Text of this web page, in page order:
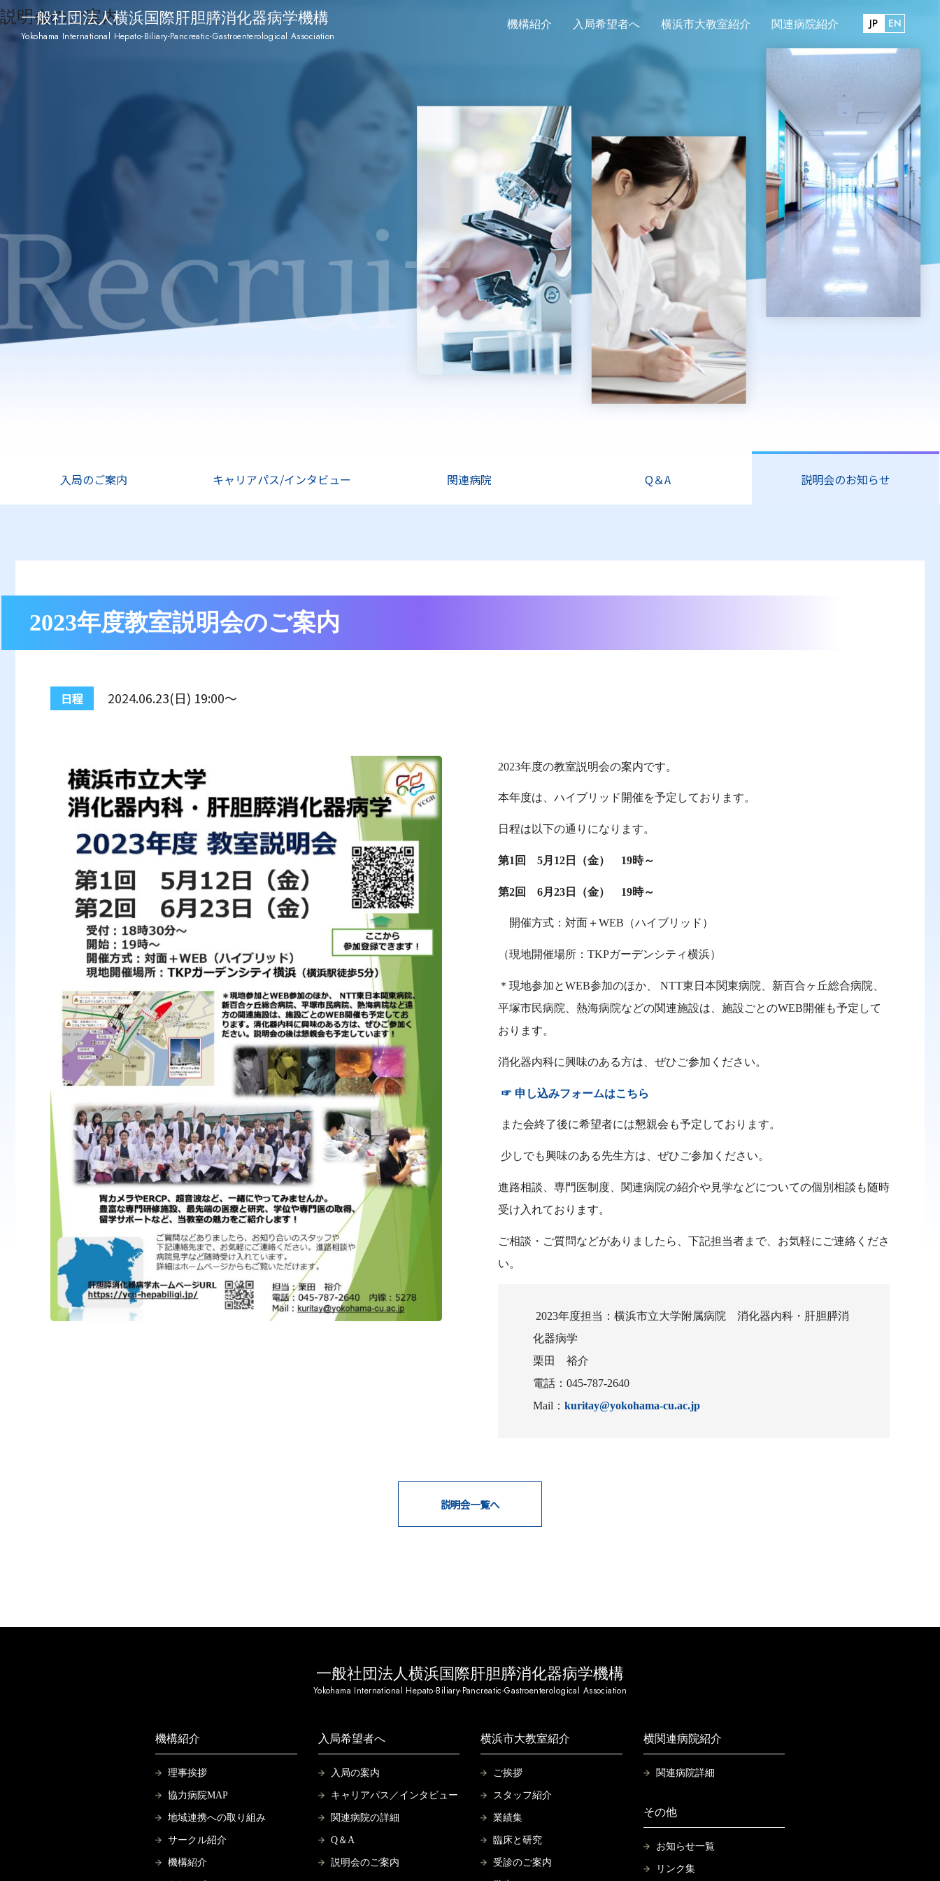
一般社団法人横浜国際肝胆膵消化器病学機構
Yokohama International Hepato-Biliary-Pancreatic-Gastroenterological Association
機構紹介 入局希望者へ 横浜市大教室紹介 関連病院紹介 JP EN
説明会のご案内
入局のご案内 キャリアパス/インタビュー 関連病院 Q＆A 説明会のお知らせ
2023年度教室説明会のご案内
日程 2024.06.23(日) 19:00～
2023年度の教室説明会の案内です。
本年度は、ハイブリッド開催を予定しております。
日程は以下の通りになります。
第1回 5月12日（金） 19時～
第2回 6月23日（金） 19時～
開催方式：対面＋WEB（ハイブリッド）
（現地開催場所：TKPガーデンシティ横浜）
＊現地参加とWEB参加のほか、 NTT東日本関東病院、新百合ヶ丘総合病院、
平塚市民病院、熱海病院などの関連施設は、施設ごとのWEB開催も予定して
おります。
消化器内科に興味のある方は、ぜひご参加ください。
☞ 申し込みフォームはこちら
また会終了後に希望者には懇親会も予定しております。
少しでも興味のある先生方は、ぜひご参加ください。
進路相談、専門医制度、関連病院の紹介や見学などについての個別相談も随時
受け入れております。
ご相談・ご質問などがありましたら、下記担当者まで、お気軽にご連絡くださ
い。
2023年度担当：横浜市立大学附属病院 消化器内科・肝胆膵消
化器病学
栗田 裕介
電話：045-787-2640
Mail： kuritay@yokohama-cu.ac.jp
説明会一覧へ
一般社団法人横浜国際肝胆膵消化器病学機構
Yokohama International Hepato-Biliary-Pancreatic-Gastroenterological Association
機構紹介
理事挨拶
協力病院MAP
地域連携への取り組み
サークル紹介
機構紹介
入局希望者へ
入局の案内
キャリアパス／インタビュー
関連病院の詳細
Q＆A
説明会のご案内
横浜市大教室紹介
ご挨拶
スタッフ紹介
業績集
臨床と研究
受診のご案内
横関連病院紹介
関連病院詳細
その他
お知らせ一覧
リンク集